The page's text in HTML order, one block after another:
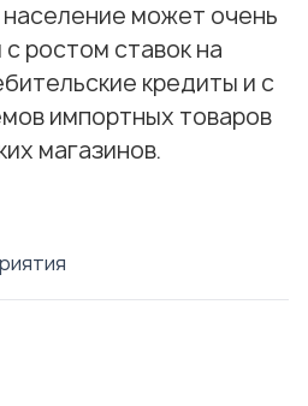
может очень
ростом ставок на
кредиты и с
импортных товаров
магазинов.